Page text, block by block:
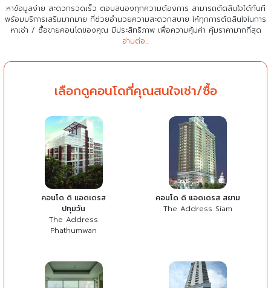
หาข้อมูลง่าย สะดวกรวดเร็ว ตอบสนองทุกความต้องการ สามารถตัดสินใจได้ทันที
พร้อมบริการเสริมมากมาย ที่ช่วยอำนวยความสะดวกสบาย ให้ทุกการตัดสินใจในการ
หาเช่า / ซื้อขายคอนโดของคุณ มีประสิทธิภาพ เพื่อความคุ้มค่า คุ้มราคามากที่สุด
อ่านต่อ...
เลือกดูคอนโดที่คุณสนใจเช่า/ซื้อ
คอนโด ดิ แอดเดรส
ปทุมวัน
The Address
Phathumwan
คอนโด ดิ แอดเดรส สยาม
The Address Siam